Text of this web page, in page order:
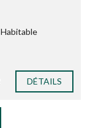
Habitable
DÉTAILS